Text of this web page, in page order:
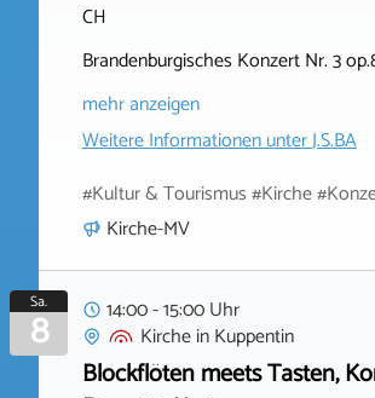
CH
Brandenburgisches Konzert Nr. 3
mehr anzeigen
Weitere Informationen unterJ.S.BA
#Kultur & Tourismus #Kirche
Kirche-MV
Sa.
8
14:00 - 15:00 Uhr
KircheinKuppentin
Blockflöten meets Tasten,